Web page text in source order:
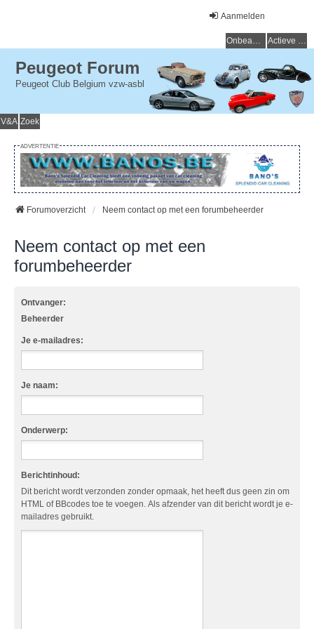
Aanmelden
Onbeantwoorde onderwerpen Actieve onderwerpen
Peugeot Forum
Peugeot Club Belgium vzw-asbl
V&A Zoek
ADVERTENTIE
Forumoverzicht Neem contact op met een forumbeheerder
Neem contact op met een
forumbeheerder
Ontvanger:
Beheerder
Je e-mailadres:
Je naam:
Onderwerp:
Berichtinhoud:
Dit bericht wordt verzonden zonder opmaak, het heeft dus geen zin om
HTML of BBcodes toe te voegen. Als afzender van dit bericht wordt je e-
mailadres gebruikt.